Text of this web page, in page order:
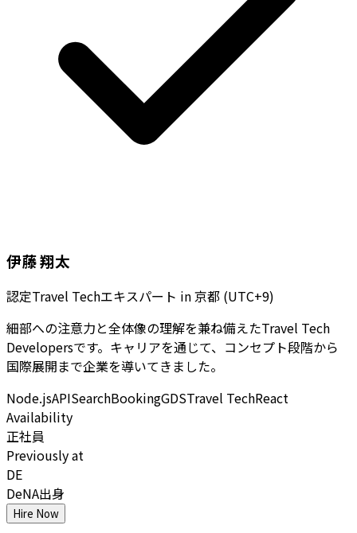
伊藤 翔太
認定Travel Techエキスパート in京都 (UTC+9)
細部への注意力と全体像の理解を兼ね備えたTravel Tech
Developersです。キャリアを通じて、コンセプト段階から
国際展開まで企業を導いてきました。
Node.jsAPISearchBookingGDSTravel TechReact
Availability
正社員
Previously at
DE
DeNA出身
Hire Now